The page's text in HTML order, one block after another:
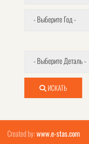
- Выберите Год -
- Выберите Деталь -
ИСКАТЬ
Created by:www.e-stas.com